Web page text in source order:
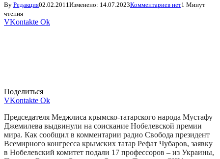
By Редакция02.02.2011 Изменено: 14.07.2023Комментариев нет1 Минут
чтения
VKontakte Ok
Поделиться
VKontakte Ok
Председателя Меджлиса крымско-татарского народа Мустафу
Джемилева выдвинули на соискание Нобелевской премии
мира. Как сообщил в комментарии радио Свобода президент
Всемирного конгресса крымских татар Рефат Чубаров, заявку
в Нобелевский комитет подали 17 профессоров – из Украины,